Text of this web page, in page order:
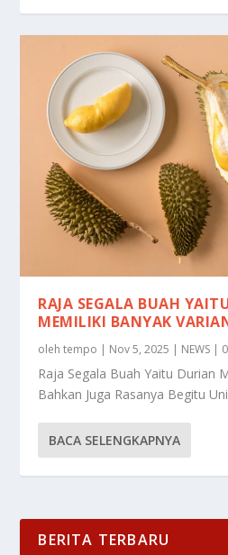
RAJA SEGALA BUAH
MEMILIKI BANYAK
olehtempo | Nov 5, 2025 | NEWS |
Raja Segala Buah Yaitu Durian
Bahkan Juga Rasanya Begitu
BACA SELENGKAPNYA
BERITA TERBARU